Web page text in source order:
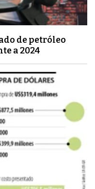
de petróleo
a 2024